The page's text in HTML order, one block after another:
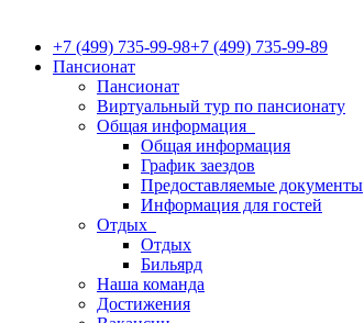
+7 (499) 735-99-98+7 (499) 735-99-89
Пансионат
Пансионат
Виртуальный тур по пансионату
Общая информация
Общая информация
График заездов
Предоставляемые документы
Информация для гостей
Отдых
Отдых
Бильярд
Наша команда
Достижения